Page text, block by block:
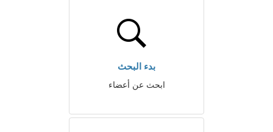
بدء البحث
ابحث عن أعضاء